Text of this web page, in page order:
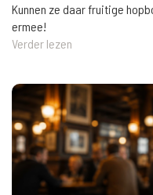
Kunnen ze daar fruitige
ermee!
Verder lezen